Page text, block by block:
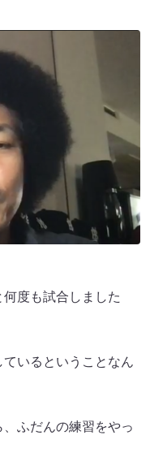
度も試合しました
いるということなん
ふだんの練習をやっ